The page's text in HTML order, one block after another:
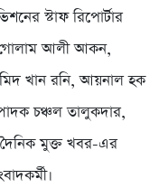
স্টাফ রিপোর্টার
আলী আকন,
খান রনি, আয়নাল হক
চঞ্চল তালুকদার,
মুক্ত খবর-এর